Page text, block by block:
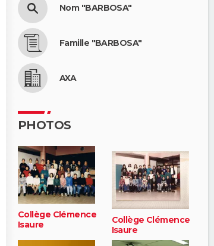
Nom "BARBOSA"
Famille "BARBOSA"
AXA
PHOTOS
Collège Clémence
Isaure
Collège Clémence
Isaure